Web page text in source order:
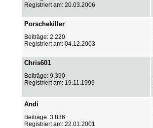
Registriert am: 20.03.2006
Porschekiller
Beiträge: 2.220
Registriert am: 04.12.2003
Chris601
Beiträge: 9.390
Registriert am: 19.11.1999
Andi
Beiträge: 3.836
Registriert am: 22.01.2001